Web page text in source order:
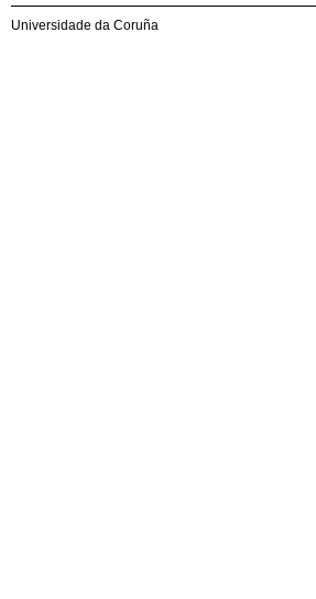
Universidade da Coruña